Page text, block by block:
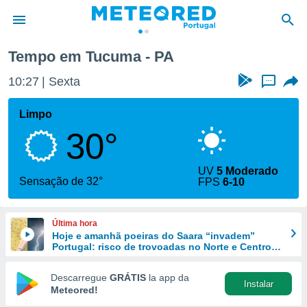
da
foi
fornecidas
a este
das
e
forma
digital
Tempo em Tucuma - PA
10:27 Sexta ...
Limpo
30°
Sensação de 32°
UV5 Moderado
FPS6-10
Última hora
Hoje e amanhã poeiras do Saara “invadem”
Portugal: risco de trovoadas no Norte e Centro
Descarregue GRÁTIS la app da
Meteored!
Instalar